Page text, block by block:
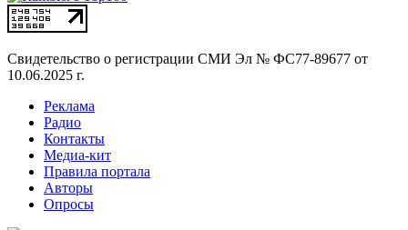
Свидетельство о регистрации СМИ Эл № ФС77-89677 от
10.06.2025 г.
Реклама
Радио
Контакты
Медиа-кит
Правила портала
Авторы
Опросы